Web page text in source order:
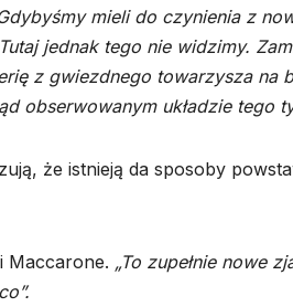
mieli do czynienia z
jednak tego nie widzimy.
z gwiezdnego towarzysza na
obserwowanym układzie tego
że istnieją da sposoby
Maccarone. „To zupełnie nowe